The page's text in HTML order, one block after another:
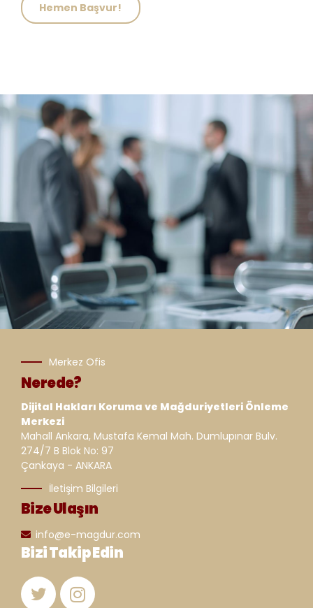
Hemen Başvur!
Merkez Ofis
Nerede?
Dijital Hakları Koruma ve Mağduriyetleri Önleme
Merkezi
Mahall Ankara, Mustafa Kemal Mah. Dumlupınar Bulv.
274/7 B Blok No: 97
Çankaya - ANKARA
İletişim Bilgileri
Bize Ulaşın
info@e-magdur.com
Bizi Takip Edin